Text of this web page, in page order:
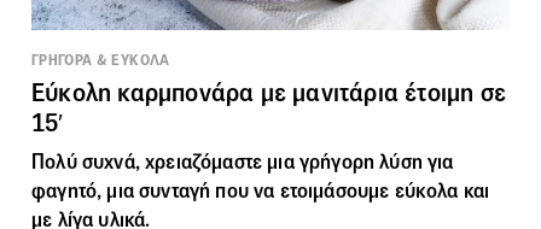
ΓΡΗΓΟΡΑ & ΕΥΚΟΛΑ
Εύκολη καρμπονάρα με μανιτάρια έτοιμη σε
15′
Πολύ συχνά, χρειαζόμαστε μια γρήγορη λύση για
φαγητό, μια συνταγή που να ετοιμάσουμε εύκολα και
με λίγα υλικά.